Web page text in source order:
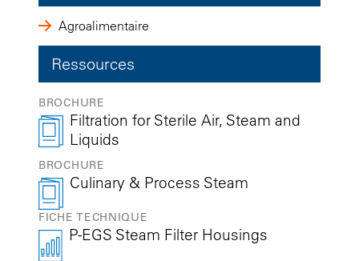
Agroalimentaire
Ressources
BROCHURE
Filtration for Sterile Air, Steam and
Liquids
BROCHURE
Culinary & Process Steam
FICHE TECHNIQUE
P-EGS Steam Filter Housings